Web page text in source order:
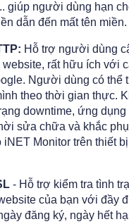
giúp người dùng hạn
dẫn đến mất tên miền.
Hỗ trợ người dùng
rất hữu ích với
Người dùng có thể
theo thời gian thực.
downtime, ứng
sửa chữa và khắc
iNET Monitor trên thiết
- Hỗ trợ kiểm tra tình
của bạn với đầy
đăng ký, ngày hết